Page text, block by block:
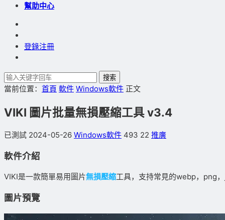
幫助中心
登錄注冊
搜索
當前位置： 首頁 軟件 Windows軟件 正文
VIKI 圖片批量無損壓縮工具 v3.4
已測試 2024-05-26 Windows軟件 493 22 推廣
軟件介紹
VIKI是一款簡單易用圖片無損壓縮工具，支持常見的webp，png
圖片預覽